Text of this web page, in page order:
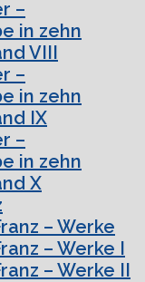
–
in zehn
VIII
–
in zehn
IX
–
in zehn
X
– Werke
– Werke I
– Werke II